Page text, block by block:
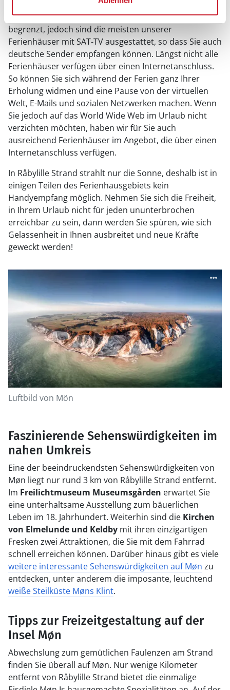
In Råbylille Strand ist der Fernsehempfang insgesamt
begrenzt, jedoch sind die meisten unserer
Ferienhäuser mit SAT-TV ausgestattet, so dass Sie auch
deutsche Sender empfangen können. Längst nicht alle
Ferienhäuser verfügen über einen Internetanschluss.
So können Sie sich während der Ferien ganz Ihrer
Erholung widmen und eine Pause von der virtuellen
Welt, E-Mails und sozialen Netzwerken machen. Wenn
Sie jedoch auf das World Wide Web im Urlaub nicht
verzichten möchten, haben wir für Sie auch
ausreichend Ferienhäuser im Angebot, die über einen
Internetanschluss verfügen.
In Råbylille Strand strahlt nur die Sonne, deshalb ist in
einigen Teilen des Ferienhausgebiets kein
Handyempfang möglich. Nehmen Sie sich die Freiheit,
in Ihrem Urlaub nicht für jeden ununterbrochen
erreichbar zu sein, dann werden Sie spüren, wie sich
Gelassenheit in Ihnen ausbreitet und neue Kräfte
geweckt werden!
Luftbild von Mön
Faszinierende Sehenswürdigkeiten im
nahen Umkreis
Eine der beeindruckendsten Sehenswürdigkeiten von
Møn liegt nur rund 3 km von Råbylille Strand entfernt.
Im Freilichtmuseum Museumsgården erwartet Sie
eine unterhaltsame Ausstellung zum bäuerlichen
Leben im 18. Jahrhundert. Weiterhin sind die Kirchen
von Elmelunde und Keldby mit ihren einzigartigen
Fresken zwei Attraktionen, die Sie mit dem Fahrrad
schnell erreichen können. Darüber hinaus gibt es viele
weitere interessante Sehenswürdigkeiten auf Møn zu
entdecken, unter anderem die imposante, leuchtend
weiße Steilküste Møns Klint.
Tipps zur Freizeitgestaltung auf der
Insel Møn
Abwechslung zum gemütlichen Faulenzen am Strand
finden Sie überall auf Møn. Nur wenige Kilometer
entfernt von Råbylille Strand bietet die einmalige